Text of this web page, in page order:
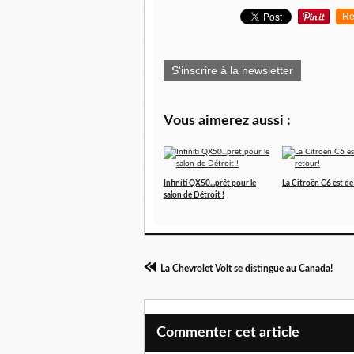
S'inscrire à la newsletter
Vous aimerez aussi :
Infiniti QX50...prêt pour le
salon de Détroit !
La Citroën C6 est
La Chevrolet Volt se distingue au Canada!
Commenter cet article